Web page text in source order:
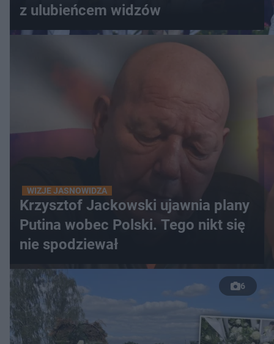
z ulubieńcem widzów
WIZJE JASNOWIDZA
Krzysztof Jackowski ujawnia plany
Putina wobec Polski. Tego nikt się
nie spodziewał
6